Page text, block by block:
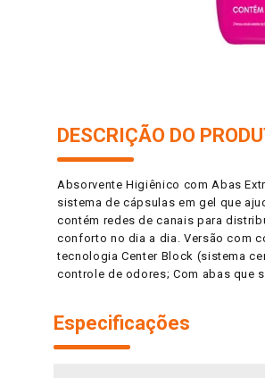
DESCRIÇÃO DO
Absorvente Higiênico com Abas
sistema de cápsulas em gel que
contém redes de canais para
conforto no dia a dia. Versão com
tecnologia Center Block (sistema
controle de odores; Com abas que
Especificações